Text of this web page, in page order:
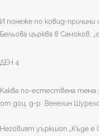
И понеже по ковид-
Бельова църква в Самоков,
ДЕН 4
Каква по-естествена тема
от доц. д-р Венелин
Неговият уъркшоп „Къде е